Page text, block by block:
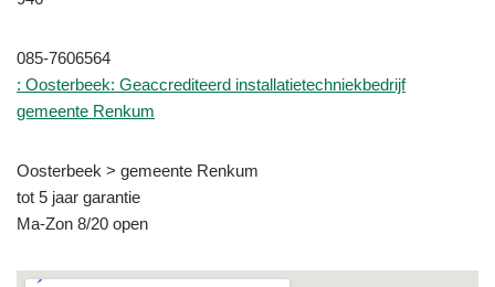
085-7606564
: Oosterbeek: Geaccrediteerd installatietechniekbedrijf
gemeente Renkum
Oosterbeek > gemeente Renkum
tot 5 jaar garantie
Ma-Zon 8/20 open